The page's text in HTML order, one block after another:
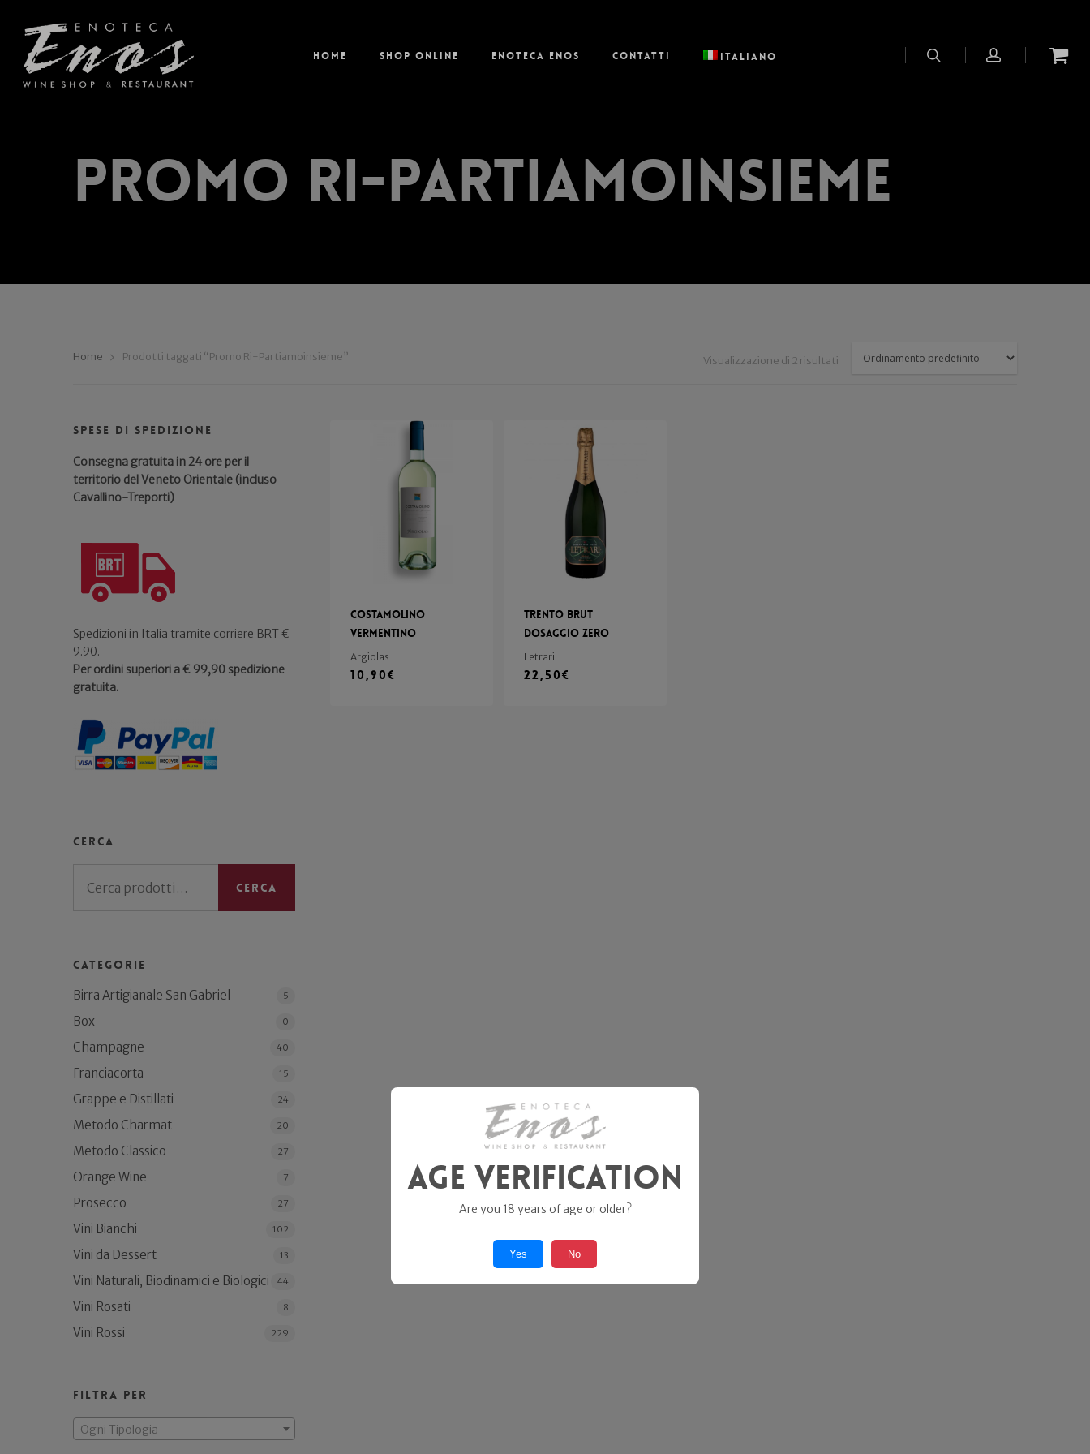
Home Shop online Enoteca Enos Contatti Italiano
Promo Ri-Partiamoinsieme
Visualizzazione di 2 risultati
Home Prodotti taggati “Promo Ri-Partiamoinsieme”
Spese di spedizione
Consegna gratuita in 24 ore per il
territorio del Veneto Orientale (incluso
Cavallino-Treporti)
Spedizioni in Italia tramite corriere BRT €
9.90.
Per ordini superiori a € 99,90 spedizione
gratuita.
Cerca
Cerca
Categorie
Birra Artigianale San Gabriel 5
Box 0
Champagne 40
Franciacorta 15
Grappe e Distillati 24
Metodo Charmat 20
Metodo Classico 27
Orange Wine 7
Prosecco 27
Vini Bianchi 102
Vini da Dessert 13
Vini Naturali, Biodinamici e Biologici 44
Vini Rosati 8
Vini Rossi 229
Filtra per
Ogni Tipologia
Costamolino
Vermentino
Argiolas
10,90€
Trento Brut
Dosaggio Zero
Letrari
22,50€
Age Verification
Are you 18 years of age or older?
Yes No